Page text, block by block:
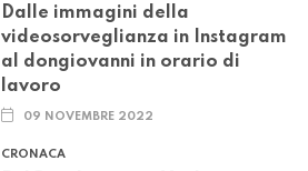
Dalle immagini della
videosorveglianza in Instagram
al dongiovanni in orario di
lavoro
09 NOVEMBRE 2022
CRONACA